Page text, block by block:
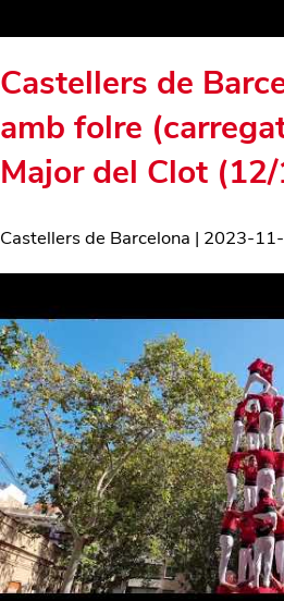
Castellers de
amb folre
Major del Clot
Castellers de Barcelona | 2023-